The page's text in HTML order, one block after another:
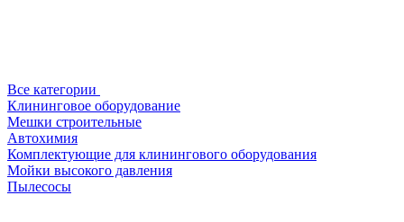
Все категории
Клининговое оборудование
Мешки строительные
Автохимия
Комплектующие для клинингового оборудования
Мойки высокого давления
Пылесосы